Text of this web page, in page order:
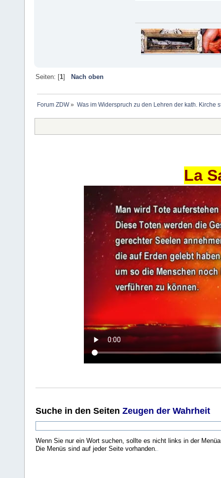
Seiten: [1] Nach oben
Forum ZDW» Was im Widerspruch zu den Lehren der kath. Kirche
La
Suche in den Seiten Zeugen der Wahrheit
Wenn Sie nur ein Wort suchen, sollte es nicht links in der
Die Menüs sind auf jeder Seite vorhanden..